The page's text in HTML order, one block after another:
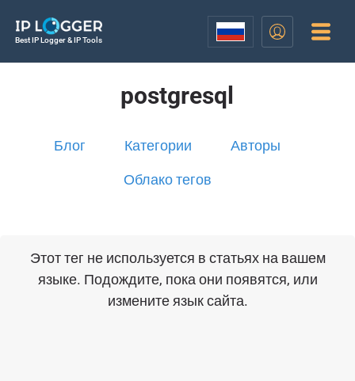
Best IP Logger & IP Tools
postgresql
Блог Категории Авторы
Облако тегов